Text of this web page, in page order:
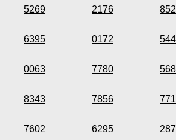
5269 2176
6395 0172
0063 7780
8343 7856
7602 6295